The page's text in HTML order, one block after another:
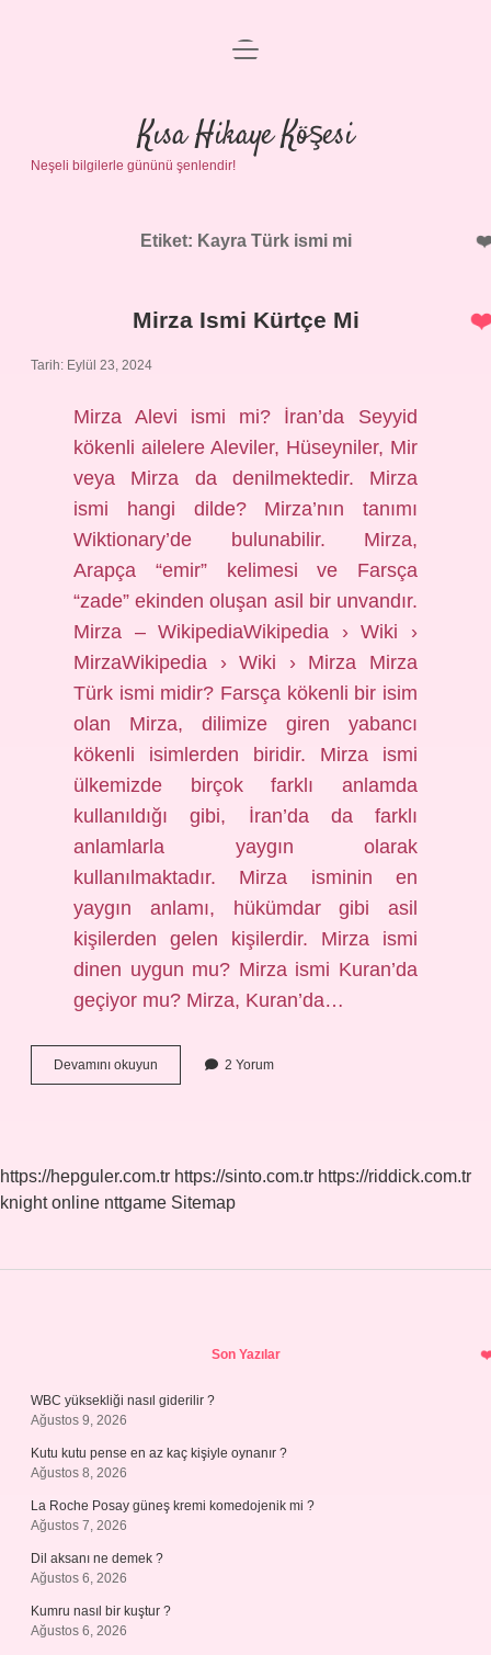
Anasayfa
Gizlilik Politikası
Yasal Uyarı
menüyü
Kısa Hikaye Köşesi
Neşeli bilgilerle gününü şenlendir!
Etiket: Kayra Türk ismi mi
Mirza Ismi Kürtçe Mi
Tarih: Eylül 23, 2024
Mirza Alevi ismi mi? İran’da Seyyid
kökenli ailelere Aleviler, Hüseyniler, Mir
veya Mirza da denilmektedir. Mirza
ismi hangi dilde? Mirza’nın tanımı
Wiktionary’de bulunabilir. Mirza,
Arapça “emir” kelimesi ve Farsça
“zade” ekinden oluşan asil bir unvandır.
Mirza – WikipediaWikipedia › Wiki ›
MirzaWikipedia › Wiki › Mirza Mirza
Türk ismi midir? Farsça kökenli bir isim
olan Mirza, dilimize giren yabancı
kökenli isimlerden biridir. Mirza ismi
ülkemizde birçok farklı anlamda
kullanıldığı gibi, İran’da da farklı
anlamlarla yaygın olarak
kullanılmaktadır. Mirza isminin en
yaygın anlamı, hükümdar gibi asil
kişilerden gelen kişilerdir. Mirza ismi
dinen uygun mu? Mirza ismi Kuran’da
geçiyor mu? Mirza, Kuran’da…
Devamını okuyun
Ismi
2 Yorum
https://hepguler.com.tr https://sinto.com.tr https://riddick.com.tr
knight online nttgame Sitemap
Son Yazılar
WBC yüksekliği nasıl giderilir ?
Ağustos 9, 2026
Kutu kutu pense en az kaç kişiyle oynanır ?
Ağustos 8, 2026
La Roche Posay güneş kremi komedojenik mi ?
Ağustos 7, 2026
Dil aksanı ne demek ?
Ağustos 6, 2026
Kumru nasıl bir kuştur ?
Ağustos 6, 2026